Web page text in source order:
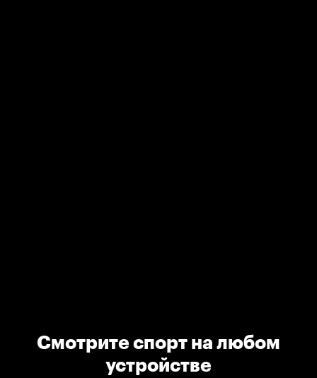
Смотрите спорт на любом
устройстве